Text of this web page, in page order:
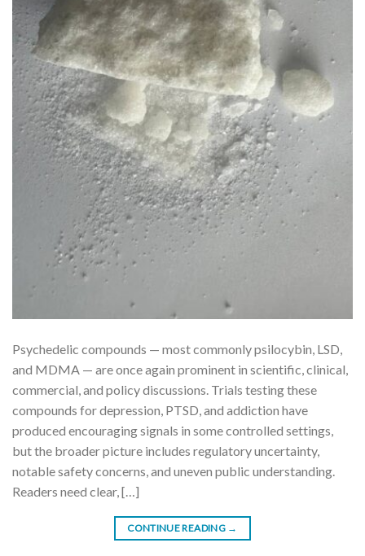
Psychedelic compounds — most commonly psilocybin, LSD,
and MDMA — are once again prominent in scientific, clinical,
commercial, and policy discussions. Trials testing these
compounds for depression, PTSD, and addiction have
produced encouraging signals in some controlled settings,
but the broader picture includes regulatory uncertainty,
notable safety concerns, and uneven public understanding.
Readers need clear, […]
CONTINUE READING →